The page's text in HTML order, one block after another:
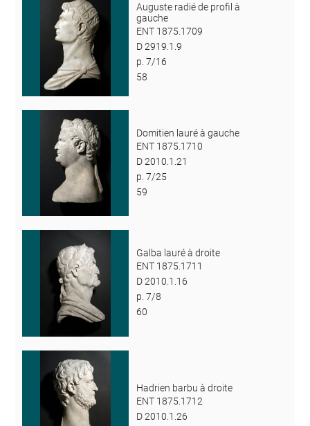
Auguste radié de profil à
gauche
ENT 1875.1709
D 2919.1.9
p. 7/16
58
Domitien lauré à gauche
ENT 1875.1710
D 2010.1.21
p. 7/25
59
Galba lauré à droite
ENT 1875.1711
D 2010.1.16
p. 7/8
60
Hadrien barbu à droite
ENT 1875.1712
D 2010.1.26